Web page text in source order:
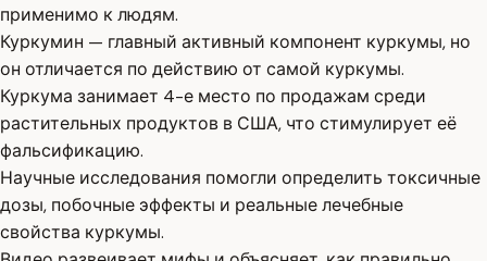
применимо к людям.
Куркумин — главный активный компонент куркумы, но
он отличается по действию от самой куркумы.
Куркума занимает 4-е место по продажам среди
растительных продуктов в США, что стимулирует её
фальсификацию.
Научные исследования помогли определить токсичные
дозы, побочные эффекты и реальные лечебные
свойства куркумы.